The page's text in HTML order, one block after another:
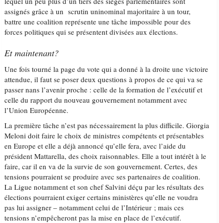
assignés grâce à un scrutin uninominal majoritaire à un tour,
battre une coalition représente une tâche impossible pour des
forces politiques qui se présentent divisées aux élections.
Et maintenant?
Une fois tourné la page du vote qui a donné à la droite une victoire
attendue, il faut se poser deux questions à propos de ce qui va se
passer nans l’avenir proche : celle de la formation de l’exécutif et
celle du rapport du nouveau gouvernement notamment avec
l’Union Européenne.
La première tâche n’est pas nécessairement la plus difficile. Giorgia
Meloni doit faire le choix de ministres compétents et présentables
en Europe et elle a déjà annoncé qu’elle fera, avec l’aide du
président Mattarella, des choix raisonnables. Elle a tout intérêt à le
faire, car il en va de la survie de son gouvernement. Certes, des
tensions pourraient se produire avec ses partenaires de coalition.
La Ligue notamment et son chef Salvini déçu par les résultats des
élections pourraient exiger certains ministères qu’elle ne voudra
pas lui assigner – notamment celui de l’Intérieur ; mais ces
tensions n’empêcheront pas la mise en place de l’exécutif.